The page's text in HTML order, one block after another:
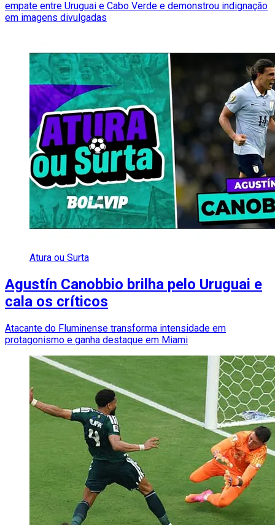
empate entre Uruguai e Cabo Verde e demonstrou indignação
em imagens divulgadas
Atura ou Surta
Agustín Canobbio brilha pelo Uruguai e
cala os críticos
Atacante do Fluminense transforma intensidade em
protagonismo e ganha destaque em Miami